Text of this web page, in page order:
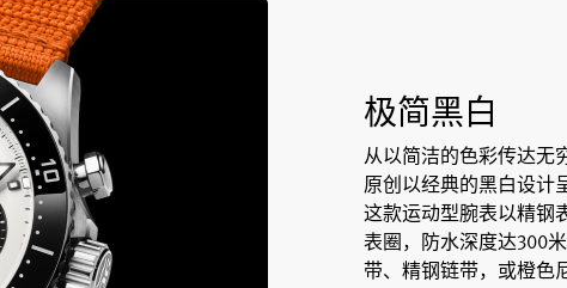
极简黑白
从以简洁的色彩传达无
原创以经典的黑白设计
这款运动型腕表以精钢
表圈，防水深度达300
带、精钢链带，或橙色